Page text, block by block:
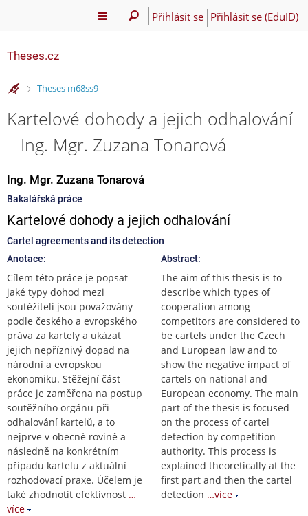
Přihlásit se Přihlásit se (EduID)
Theses.cz
>
Theses m68ss9
Kartelové dohody a jejich odhalování
– Ing. Mgr. Zuzana Tonarová
Ing. Mgr. Zuzana Tonarová
Bakalářská práce
Kartelové dohody a jejich odhalování
Cartel agreements and its detection
Anotace:
Cílem této práce je popsat
jaké typy dohod mezi
soutěžiteli jsou považovány
podle českého a evropského
práva za kartely a ukázat
jejich nepříznivý dopad na
národní a evropskou
ekonomiku. Stěžejní část
práce je zaměřena na postup
soutěžního orgánu při
odhalování kartelů, a to
nejprve v obecné rovině a
následně na konkrétním
případu kartelu z aktuální
rozhodovací praxe. Účelem je
také zhodnotit efektivnost …
více
Abstract:
The aim of this thesis is to
describe which types of
cooperation among
competitors are considered to
be cartels under the Czech
and European law and to
show the negative impact of
cartels on national and
European economy. The main
part of the thesis is focused
on the process of cartel
detection by competition
authority. This process is
explained theoretically at the
first part and then the cartel
detection …více